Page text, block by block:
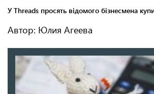
Автор: Юлия Агеева